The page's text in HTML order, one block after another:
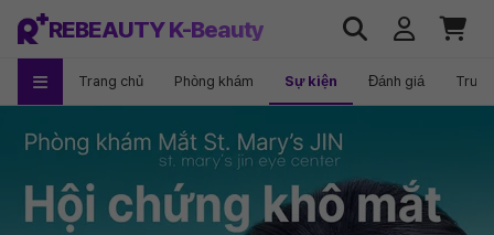
REBEAUTY K-Beauty
Trang chủ Phòng khám Sự kiện Đánh giá